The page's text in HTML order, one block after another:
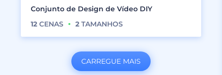
Conjunto de Design de Vídeo DIY
12 CENAS 2 TAMANHOS
CARREGUE MAIS